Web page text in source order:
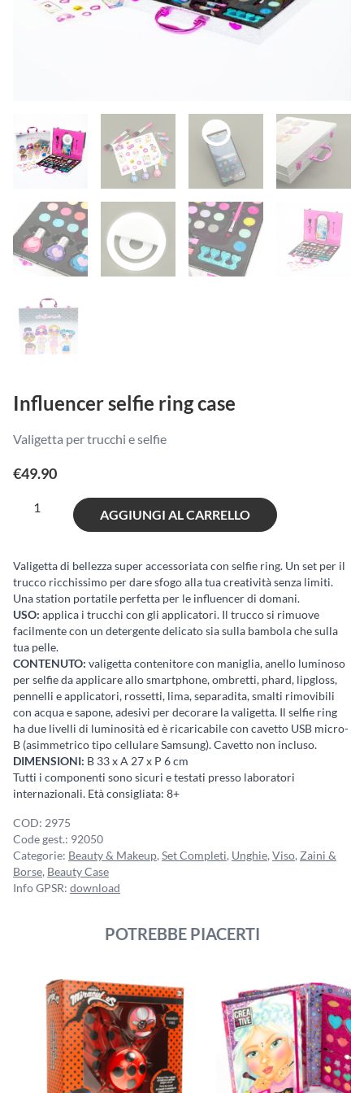
Influencer selfie ring case
Valigetta per trucchi e selfie
€49.90
Influencer
case
quantità
AGGIUNGI AL CARRELLO
Valigetta di bellezza super accessoriata con selfie ring. Un set per il
trucco ricchissimo per dare sfogo alla tua creatività senza limiti.
Una station portatile perfetta per le influencer di domani.
USO: applica i trucchi con gli applicatori. Il trucco si rimuove
facilmente con un detergente delicato sia sulla bambola che sulla
tua pelle.
CONTENUTO: valigetta contenitore con maniglia, anello luminoso
per selfie da applicare allo smartphone, ombretti, phard, lipgloss,
pennelli e applicatori, rossetti, lima, separadita, smalti rimovibili
con acqua e sapone, adesivi per decorare la valigetta. Il selfie ring
ha due livelli di luminosità ed è ricaricabile con cavetto USB micro-
B (asimmetrico tipo cellulare Samsung). Cavetto non incluso.
DIMENSIONI: B 33 x A 27 x P 6 cm
Tutti i componenti sono sicuri e testati presso laboratori
internazionali. Età consigliata: 8+
COD: 2975
Code gest.: 92050
Categorie: Beauty & Makeup, Set Completi, Unghie, Viso, Zaini &
Borse, Beauty Case
Info GPSR: download
POTREBBE PIACERTI